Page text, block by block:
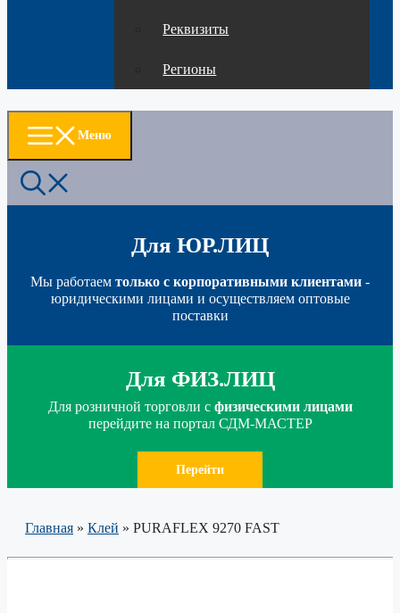
Реквизиты
Регионы
Меню
Для ЮР.ЛИЦ
Мы работаем только с корпоративными клиентами -
юридическими лицами и осуществляем оптовые
поставки
Для ФИЗ.ЛИЦ
Для розничной торговли с физическими лицами
перейдите на портал СДМ-МАСТЕР
Перейти
Главная » Клей » PURAFLEX 9270 FAST